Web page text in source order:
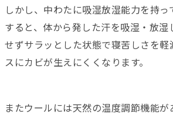
しかし、中わたに吸湿放湿能力を持っ
すると、体から発した汗を吸湿・放湿
せずサラッとした状態で寝苦しさを軽
スにカビが生えにくくなります。
またウールには天然の温度調節機能